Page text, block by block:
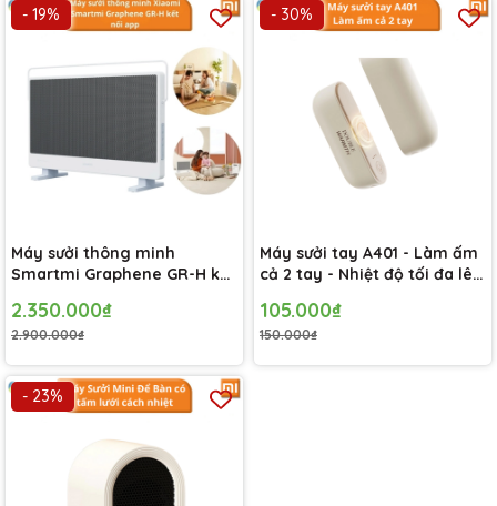
- 19%
Máy sưởi thông minh
Smartmi Graphene GR-H kết
2.350.000₫
2.900.000₫
- 30%
Máy sưởi tay A401 - Làm ấm
cả 2 tay - Nhiệt độ tối đa lên
chỉnh 3 cấp độ
105.000₫
150.000₫
- 23%